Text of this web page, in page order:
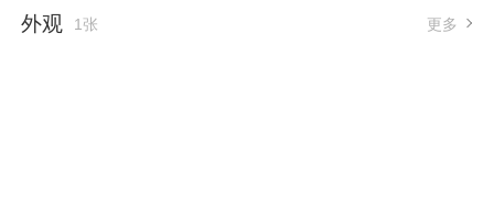
外观 1张 更多